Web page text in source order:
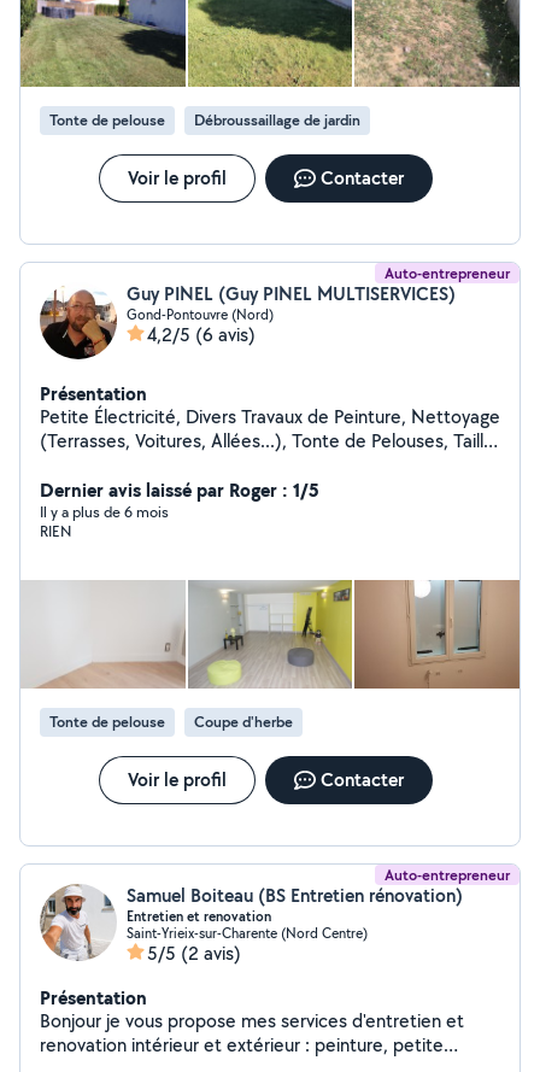
Tonte de pelouse Débroussaillage de jardin
Voir le profil Contacter
Auto-entrepreneur
Guy PINEL (Guy PINEL MULTISERVICES)
Gond-Pontouvre (Nord)
4,2/5 (6 avis)
Présentation
Petite Électricité, Divers Travaux de Peinture, Nettoyage
(Terrasses, Voitures, Allées...), Tonte de Pelouses, Taille
Livraison de Courses, Assistance Informatique, etc...
Dernier avis laissé par Roger : 1/5
Il y a plus de 6 mois
RIEN
Tonte de pelouse Coupe d'herbe
Voir le profil Contacter
Auto-entrepreneur
Samuel Boiteau (BS Entretien rénovation)
Entretien et renovation
Saint-Yrieix-sur-Charente (Nord Centre)
5/5 (2 avis)
Présentation
Bonjour je vous propose mes services d'entretien et
renovation intérieur et extérieur : peinture, petite